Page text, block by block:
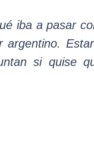
iba a pasar
si